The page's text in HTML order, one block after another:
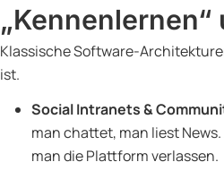
Klassische Software-
ist.
Social Intranets &
man chattet, man liest
man die Plattform verlassen.